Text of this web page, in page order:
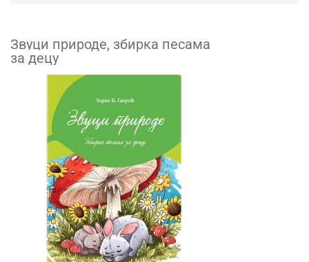
Звуци природе, збирка песама
за децу